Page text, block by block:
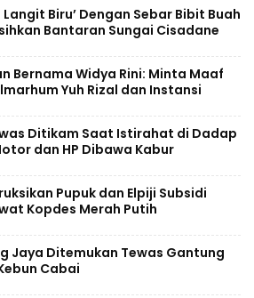
Langit Biru’ Dengan Sebar Bibit Buah
Bantaran Sungai Cisadane
Bernama Widya Rini: Minta Maaf
Yuh Rizal dan Instansi
Ditikam Saat Istirahat di Dadap
dan HP Dibawa Kabur
Pupuk dan Elpiji Subsidi
Kopdes Merah Putih
Jaya Ditemukan Tewas Gantung
Cabai